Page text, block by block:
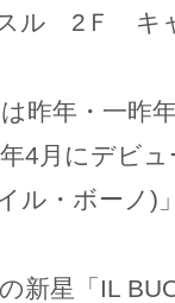
ル 2Ｆ キ
昨年・一昨
4月にデビ
ル・ボーノ)
新星「IL